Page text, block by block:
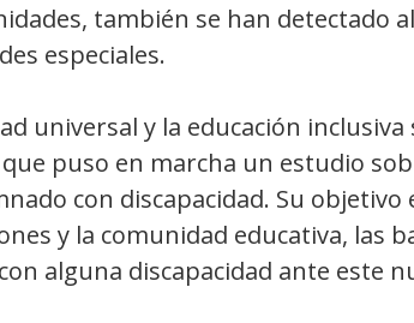
también se han detectado
especiales.
universal y la educación
que puso en marcha un estudio
con discapacidad. Su
y la comunidad educativa, las
alguna discapacidad ante este